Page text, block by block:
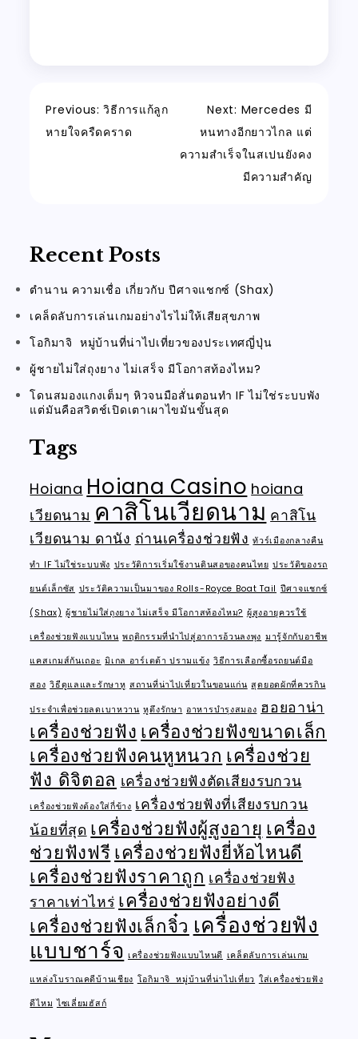
Post
navigation
Previous: วิธีการแก้ลูก
หายใจครืดคราด
Next: Mercedes มี
หนทางอีกยาวไกล แต่
ความสำเร็จในสเปนยังคง
มีความสำคัญ
Recent Posts
ตำนาน ความเชื่อ เกี่ยวกับ ปีศาจแชกซ์ (Shax)
เคล็ดลับการเล่นเกมอย่างไรไม่ให้เสียสุขภาพ
โอกิมาจิ หมู่บ้านที่น่าไปเที่ยวของประเทศญี่ปุ่น
ผู้ชายไม่ใส่ถุงยาง ไม่เสร็จ มีโอกาสท้องไหม?
โดนสมองแกงเต็มๆ หิวจนมือสั่นตอนทำ IF ไม่ใช่ระบบพัง
แต่มันคือสวิตช์เปิดเตาเผาไขมันขั้นสุด
Tags
Hoiana Hoiana Casino hoiana
เวียดนาม คาสิโนเวียดนาม คาสิโน
เวียดนาม ดานัง ถ่านเครื่องช่วยฟัง ทัวร์เมืองกลางคืน
ทำ IF ไม่ใช่ระบบพัง ประวัติการเริ่มใช้งานดินสอของคนไทย ประวัติของรถ
ยนต์เล็กซัส ประวัติความเป็นมาของ Rolls-Royce Boat Tail ปีศาจแชกซ์
(Shax) ผู้ชายไม่ใส่ถุงยาง ไม่เสร็จ มีโอกาสท้องไหม? ผู้สูงอายุควรใช้
เครื่องช่วยฟังแบบไหน พฤติกรรมที่นำไปสู่อาการอ้วนลงพุง มารู้จักกับอาชีพ
แคสเกมส์กันเถอะ มิเกล อาร์เตต้า ปรามแข้ง วิธีการเลือกซื้อรถยนต์มือ
สอง วิธีดูแลและรักษาหู สถานที่น่าไปเที่ยวในขอนแก่น สุดยอดผักที่ควรกิน
ประจำเพื่อช่วยลดเบาหวาน หูตึงรักษา อาหารบำรุงสมอง ฮอยอาน่า
เครื่องช่วยฟัง เครื่องช่วยฟังขนาดเล็ก
เครื่องช่วยฟังคนหูหนวก เครื่องช่วย
ฟัง ดิจิตอล เครื่องช่วยฟังตัดเสียงรบกวน
เครื่องช่วยฟังต้องใส่กี่ข้าง เครื่องช่วยฟังที่เสียงรบกวน
น้อยที่สุด เครื่องช่วยฟังผู้สูงอายุ เครื่อง
ช่วยฟังฟรีเครื่องช่วยฟังยี่ห้อไหนดี
เครื่องช่วยฟังราคาถูก เครื่องช่วยฟัง
ราคาเท่าไหร่ เครื่องช่วยฟังอย่างดี
เครื่องช่วยฟังเล็กจิ๋ว เครื่องช่วยฟัง
แบบชาร์จ เครื่องช่วยฟังแบบไหนดี เคล็ดลับการเล่นเกม
แหล่งโบราณคดีบ้านเชียง โอกิมาจิ หมู่บ้านที่น่าไปเที่ยว ใส่เครื่องช่วยฟัง
ดีไหม ไซเลี่ยมฮัสก์